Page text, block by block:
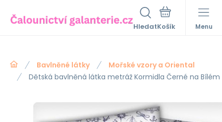
Hledat Menu
Bavlněné látky
Mořské vzory a Oriental
Dětská bavlněná látka metráž Kormidla Černé na Bílém